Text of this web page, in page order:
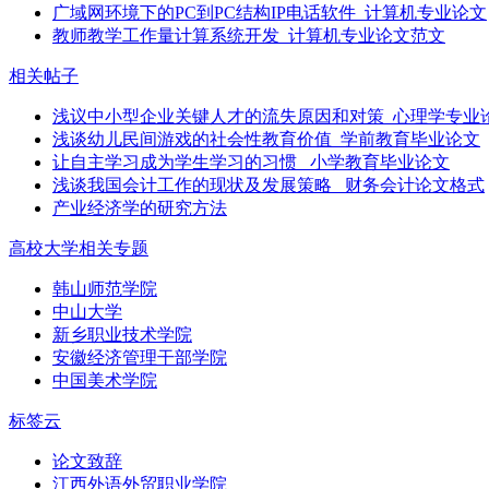
广域网环境下的PC到PC结构IP电话软件_计算机专业论文
教师教学工作量计算系统开发_计算机专业论文范文
相关帖子
浅议中小型企业关键人才的流失原因和对策_心理学专业
浅谈幼儿民间游戏的社会性教育价值_学前教育毕业论文
让自主学习成为学生学习的习惯 _小学教育毕业论文
浅谈我国会计工作的现状及发展策略 _财务会计论文格式
产业经济学的研究方法
高校大学相关专题
韩山师范学院
中山大学
新乡职业技术学院
安徽经济管理干部学院
中国美术学院
标签云
论文致辞
江西外语外贸职业学院